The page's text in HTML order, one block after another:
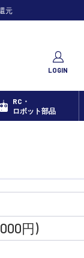
元
LOGIN
RC・
ロボット部品
円)